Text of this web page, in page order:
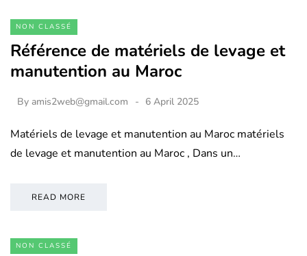
NON CLASSÉ
Référence de matériels de levage et
manutention au Maroc
By amis2web@gmail.com 6 April 2025
Matériels de levage et manutention au Maroc matériels
de levage et manutention au Maroc , Dans un…
READ MORE
NON CLASSÉ